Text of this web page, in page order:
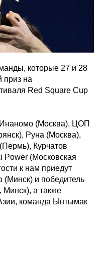
которые 27 и 28
приз на
Red Square Cup
Инаномо (Москва), ЦОП
Руна (Москва),
Курчатов
Power (Московская
к нам приедут
и победитель
Минск), а также
команда Ынтымак